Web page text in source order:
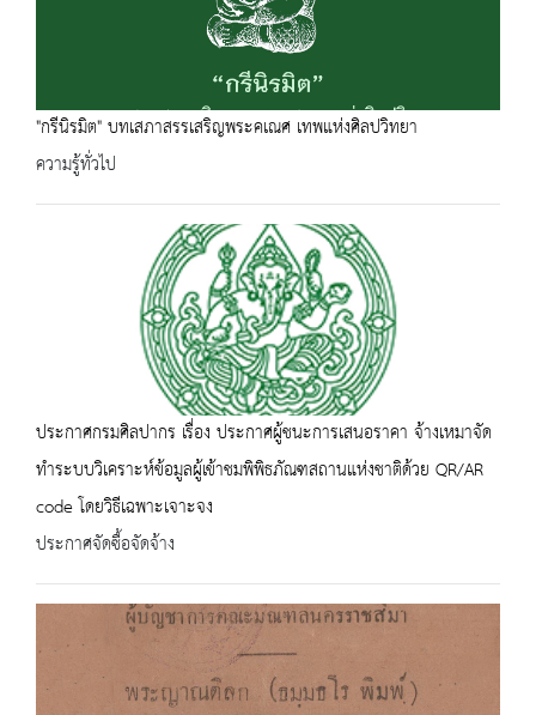
"กรีนิรมิต" บทเสภาสรรเสริญพระคเณศ เทพแห่งศิลปวิทยา
ความรู้ทั่วไป
ประกาศกรมศิลปากร เรื่อง ประกาศผู้ชนะการเสนอราคา จ้างเหมาจัด
ทำระบบวิเคราะห์ข้อมูลผู้เข้าชมพิพิธภัณฑสถานแห่งชาติด้วย QR/AR
code โดยวิธีเฉพาะเจาะจง
ประกาศจัดซื้อจัดจ้าง